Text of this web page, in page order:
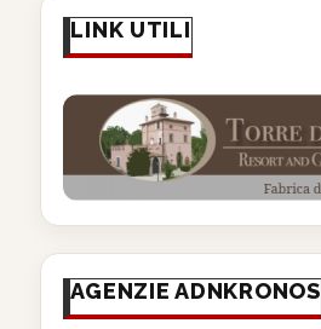
LINK UTILI
AGENZIE ADNKRONOS